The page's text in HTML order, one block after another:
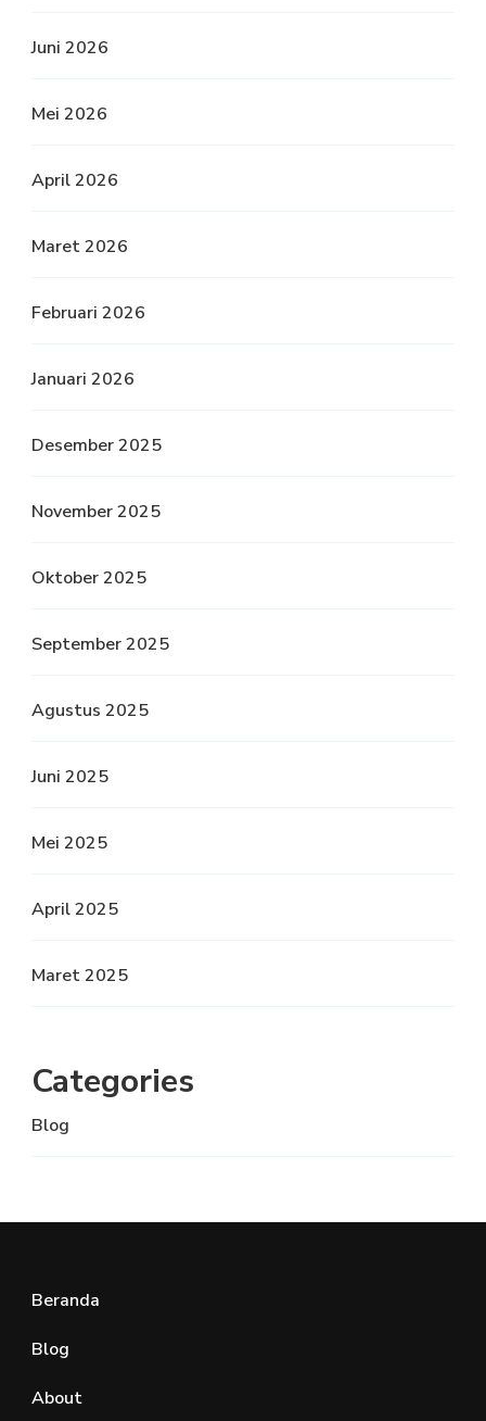
Juni 2026
Mei 2026
April 2026
Maret 2026
Februari 2026
Januari 2026
Desember 2025
November 2025
Oktober 2025
September 2025
Agustus 2025
Juni 2025
Mei 2025
April 2025
Maret 2025
Categories
Blog
Beranda
Blog
About